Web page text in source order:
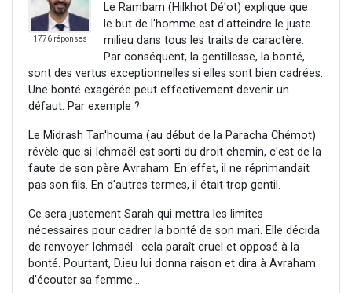
1776 réponses
Le Rambam (Hilkhot Dé'ot) explique que
le but de l'homme est d'atteindre le juste
milieu dans tous les traits de caractère.
Par conséquent, la gentillesse, la bonté,
sont des vertus exceptionnelles si elles sont bien cadrées.
Une bonté exagérée peut effectivement devenir un
défaut. Par exemple ?
Le Midrash Tan'houma (au début de la Paracha Chémot)
révèle que si Ichmaël est sorti du droit chemin, c'est de la
faute de son père Avraham. En effet, il ne réprimandait
pas son fils. En d'autres termes, il était trop gentil.
Ce sera justement Sarah qui mettra les limites
nécessaires pour cadrer la bonté de son mari. Elle décida
de renvoyer Ichmaël : cela paraît cruel et opposé à la
bonté. Pourtant, D.ieu lui donna raison et dira à Avraham
d'écouter sa femme...